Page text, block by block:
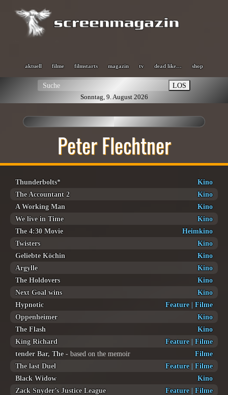
aktuell filme filmstarts magazin tv dead like… shop
LOS
Sonntag, 9. August 2026
Peter Flechtner
Thunderbolts*
Kino
The Accountant 2
Kino
A Working Man
Kino
We live in Time
Kino
The 4:30 Movie
Heimkino
Twisters
Kino
Geliebte Köchin
Kino
Argylle
Kino
The Holdovers
Kino
Next Goal wins
Kino
Hypnotic
Feature| Filme
Oppenheimer
Kino
The Flash
Kino
King Richard
Feature| Filme
tender Bar, The- based on the memoir
Filme
The last Duel
Feature| Filme
Black Widow
Kino
Zack Snyder’s Justice League
Feature| Filme